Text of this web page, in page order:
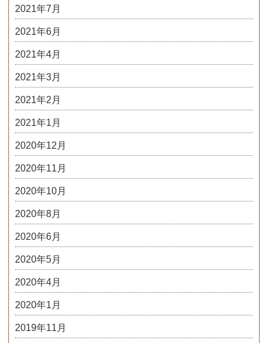
2021年7月
2021年6月
2021年4月
2021年3月
2021年2月
2021年1月
2020年12月
2020年11月
2020年10月
2020年8月
2020年6月
2020年5月
2020年4月
2020年1月
2019年11月